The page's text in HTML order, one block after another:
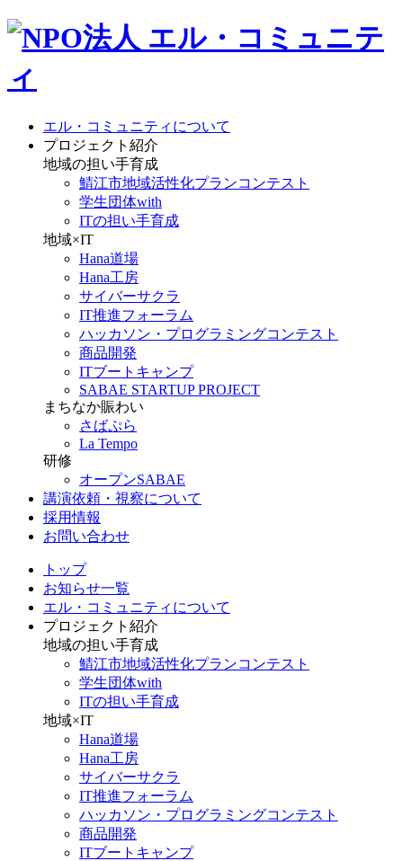
エル・コミュニティについて
プロジェクト紹介
地域の担い手育成
鯖江市地域活性化プランコンテスト
学生団体with
ITの担い手育成
地域×IT
Hana道場
Hana工房
サイバーサクラ
IT推進フォーラム
ハッカソン・プログラミングコンテスト
商品開発
ITブートキャンプ
SABAE STARTUP PROJECT
まちなか賑わい
さばぷら
La Tempo
研修
オープンSABAE
講演依頼・視察について
採用情報
お問い合わせ
トップ
お知らせ一覧
エル・コミュニティについて
プロジェクト紹介
地域の担い手育成
鯖江市地域活性化プランコンテスト
学生団体with
ITの担い手育成
地域×IT
Hana道場
Hana工房
サイバーサクラ
IT推進フォーラム
ハッカソン・プログラミングコンテスト
商品開発
ITブートキャンプ